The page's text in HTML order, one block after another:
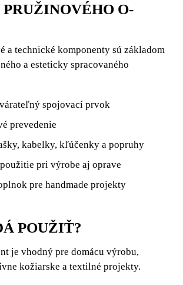
O-
a technické komponenty sú základom
a esteticky spracovaného
spojovací prvok
prevedenie
kabelky, kľúčenky a popruhy
pri výrobe aj oprave
pre handmade projekty
POUŽIŤ?
je vhodný pre domácu výrobu,
kožiarske a textilné projekty.